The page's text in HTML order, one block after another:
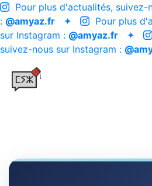
Pour plus d'actualités, suivez-
: @amyaz.fr ✦
Pour plus
sur Instagram : @amyaz.fr ✦
suivez-nous sur Instagram :